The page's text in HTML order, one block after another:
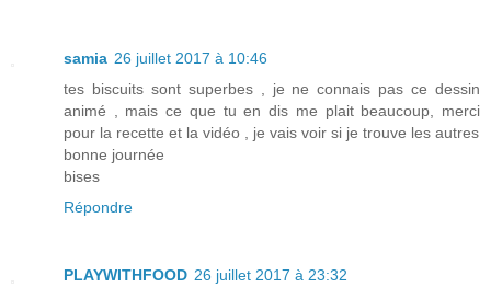
samia 26 juillet 2017 à 10:46
tes biscuits sont superbes , je ne connais pas ce dessin
animé , mais ce que tu en dis me plait beaucoup, merci
pour la recette et la vidéo , je vais voir si je trouve les autres
bonne journée
bises
Répondre
PLAYWITHFOOD 26 juillet 2017 à 23:32